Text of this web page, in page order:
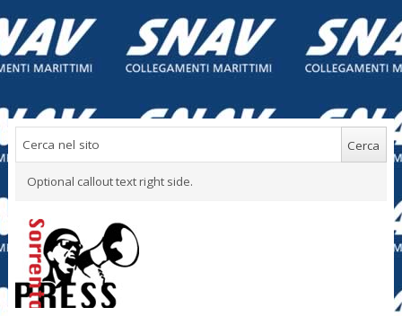
Optional callout text right side.